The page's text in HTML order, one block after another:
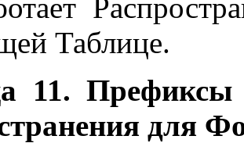
Таблице.
11. Префиксы
для